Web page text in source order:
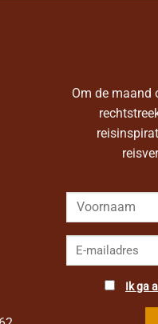
Om de maand
Ik ga